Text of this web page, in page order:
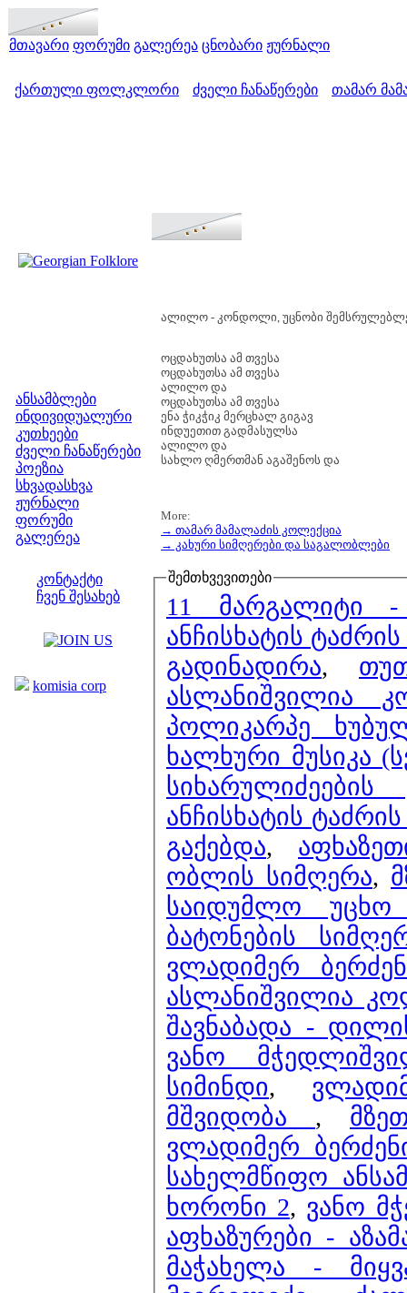
მთავარი ფორუმი გალერეა ცნობარი ჟურნალი
ქართული ფოლკლორი ძველი ჩანაწერები თამარ
ანსამბლები
ინდივიდუალური
კუთხეები
ძველი ჩანაწერები
პოეზია
სხვადასხვა
ჟურნალი
ფორუმი
გალერეა
კონტაქტი
ჩვენ შესახებ
komisia corp
ალილო - კონდოლი, უცნობი
ოცდახუთსა ამ თვესა
ოცდახუთსა ამ თვესა
ალილო და
ოცდახუთსა ამ თვესა
ენა ჭიკჭიკ მერცხალ გიგავ
ინდუეთით გადმასულსა
ალილო და
სახლო ღმერთმან აგაშენოს და
More:
→ თამარ მამალაძის კოლექცია
→ კახური სიმღერები და საგალობლები
შემთხვევითები
11 მარგალიტი
ანჩისხატის
გადინადირა,
ასლანიშვილია
პოლიკარპე
ხალხური მუსიკა
ანჩისხატის
გაქებდა,
ობლის სიმღერა,
საიდუმლო
ბატონების
ვლადიმერ
ასლანიშვილია
შავნაბადა -
ვანო
სიმინდი,
მშვიდობა ,
ვლადიმერ
სახელმწიფო
ხორონი 2, ვანო
აფხაზურები -
მაჭახელა -